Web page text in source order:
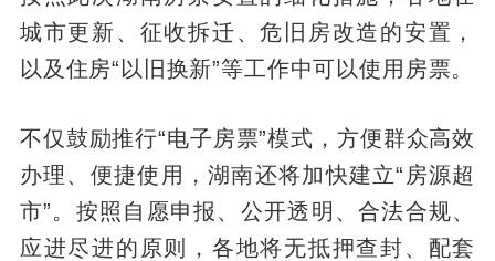
城市更新、征收拆迁、危旧房改造的安置，
以及住房“以旧换新”等工作中可以使用房票。
不仅鼓励推行“电子房票”模式，方便群众高效
办理、便捷使用，湖南还将加快建立“房源超
市”。按照自愿申报、公开透明、合法合规、
应进尽进的原则，各地将无抵押查封、配套